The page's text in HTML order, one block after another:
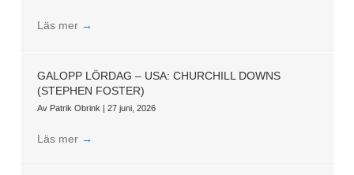
Läs mer →
GALOPP LÖRDAG – USA: CHURCHILL DOWNS
(STEPHEN FOSTER)
Av Patrik Obrink | 27 juni, 2026
Läs mer →